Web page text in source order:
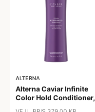
ALTERNA
Alterna Caviar Infinite
Color Hold Conditioner,